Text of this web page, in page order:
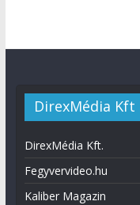
DirexMédia Kft
DirexMédia Kft.
Fegyvervideo.hu
Kaliber Magazin